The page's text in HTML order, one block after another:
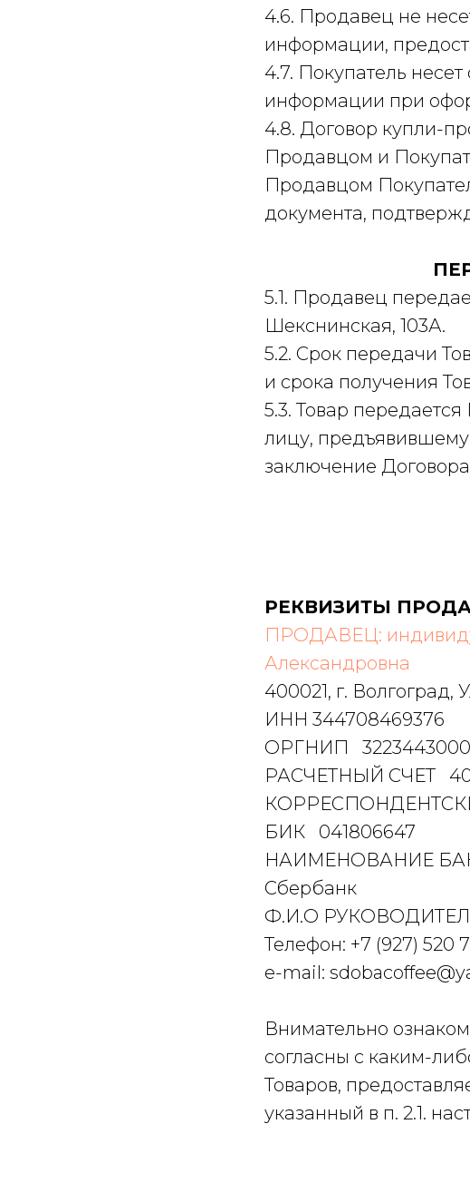
4.6. Продавец не
информации,
4.7. Покупатель
информации при
4.8. Договор купли-
Продавцом и
Продавцом
документа,
5.1. Продавец
Шекснинская, 103А.
5.2. Срок передачи
и срока получения
5.3. Товар
лицу,
заключение
РЕКВИЗИТЫ
ПРОДАВЕЦ:
Александровна
400021, г. Волгоград,
ИНН 344708469376
ОРГНИП
РАСЧЕТНЫЙ СЧЕТ
БИК 041806647
НАИМЕНОВАНИЕ
Сбербанк
Ф.И.О
Телефон: +7 (927) 520
e-mail:
Внимательно
согласны с каким-
Товаров,
указанный в п. 2.1.